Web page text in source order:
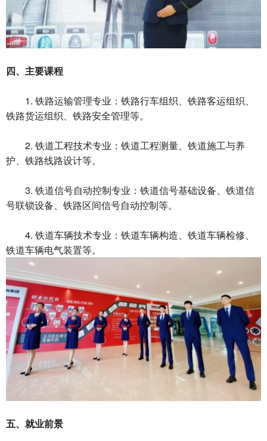
四、主要课程
1. 铁路运输管理专业：铁路行车组织、铁路客运组织、
铁路货运组织、铁路安全管理等。
2. 铁道工程技术专业：铁道工程测量、铁道施工与养
护、铁路线路设计等。
3. 铁道信号自动控制专业：铁道信号基础设备、铁道信
号联锁设备、铁路区间信号自动控制等。
4. 铁道车辆技术专业：铁道车辆构造、铁道车辆检修、
铁道车辆电气装置等。
五、就业前景